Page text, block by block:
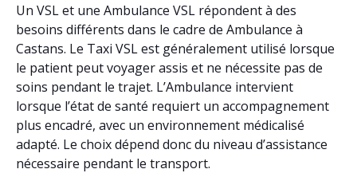
Un VSL et une Ambulance VSL répondent à des
besoins différents dans le cadre de Ambulance à
Castans. Le Taxi VSL est généralement utilisé lorsque
le patient peut voyager assis et ne nécessite pas de
soins pendant le trajet. L’Ambulance intervient
lorsque l’état de santé requiert un accompagnement
plus encadré, avec un environnement médicalisé
adapté. Le choix dépend donc du niveau d’assistance
nécessaire pendant le transport.